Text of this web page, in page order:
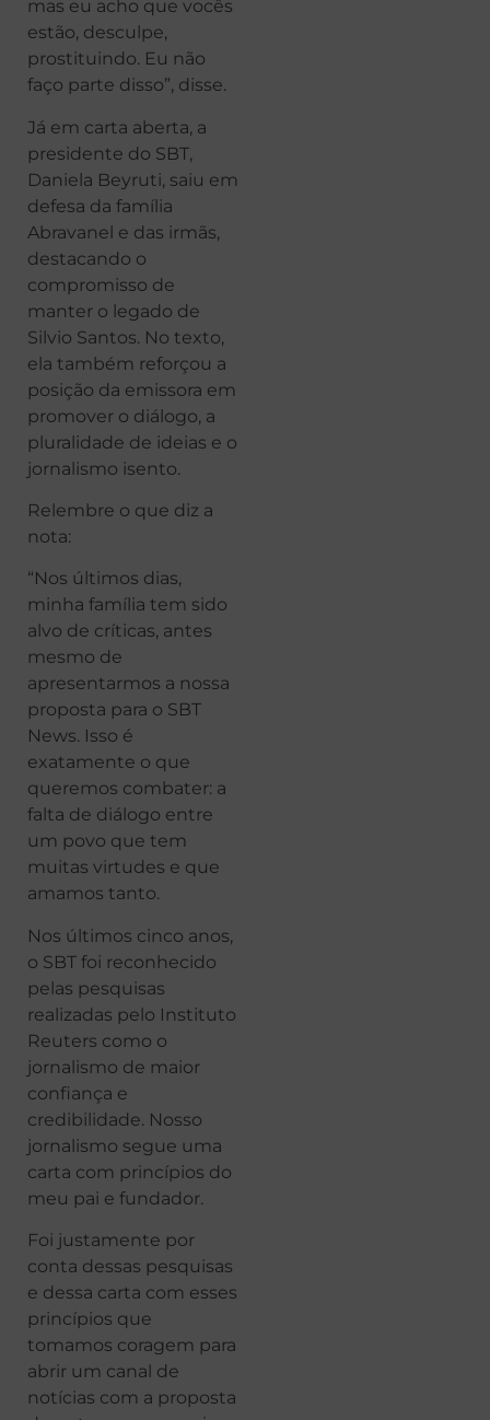
mas eu acho que vocês
estão, desculpe,
prostituindo. Eu não
faço parte disso”, disse.
Já em carta aberta, a
presidente do SBT,
Daniela Beyruti, saiu em
defesa da família
Abravanel e das irmãs,
destacando o
compromisso de
manter o legado de
Silvio Santos. No texto,
ela também reforçou a
posição da emissora em
promover o diálogo, a
pluralidade de ideias e o
jornalismo isento.
Relembre o que diz a
nota:
“Nos últimos dias,
minha família tem sido
alvo de críticas, antes
mesmo de
apresentarmos a nossa
proposta para o SBT
News. Isso é
exatamente o que
queremos combater: a
falta de diálogo entre
um povo que tem
muitas virtudes e que
amamos tanto.
Nos últimos cinco anos,
o SBT foi reconhecido
pelas pesquisas
realizadas pelo Instituto
Reuters como o
jornalismo de maior
confiança e
credibilidade. Nosso
jornalismo segue uma
carta com princípios do
meu pai e fundador.
Foi justamente por
conta dessas pesquisas
e dessa carta com esses
princípios que
tomamos coragem para
abrir um canal de
notícias com a proposta